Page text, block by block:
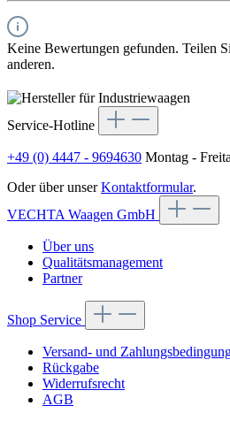
Keine Bewertungen gefunden. Teilen
anderen.
Service-Hotline
+49 (0) 4447 - 9694630 Montag -
Oder über unserKontaktformular.
VECHTA Waagen GmbH
Über uns
Qualitätsmanagement
Partner
Shop Service
Versand- und
Rückgabe
Widerrufsrecht
AGB